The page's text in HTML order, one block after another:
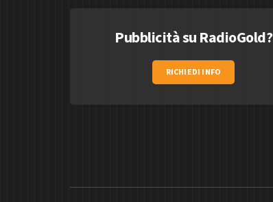
Pubblicità su RadioGold?
RICHIEDI INFO